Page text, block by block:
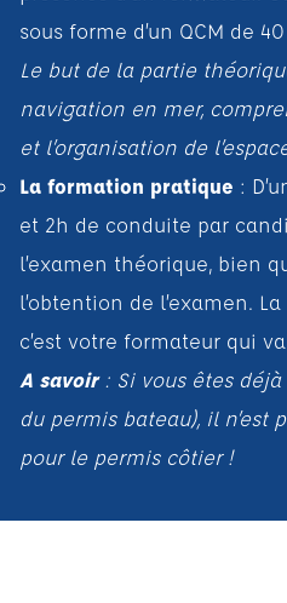
sous forme d’un QCM de
Le but de la partie
navigation en mer,
et l’organisation de
La formation pratique :
et 2h de conduite par
l’examen théorique, bien
l’obtention de l’examen.
c’est votre formateur qui
A savoir: Si vous êtes
du permis bateau), il
pour le permis côtier !